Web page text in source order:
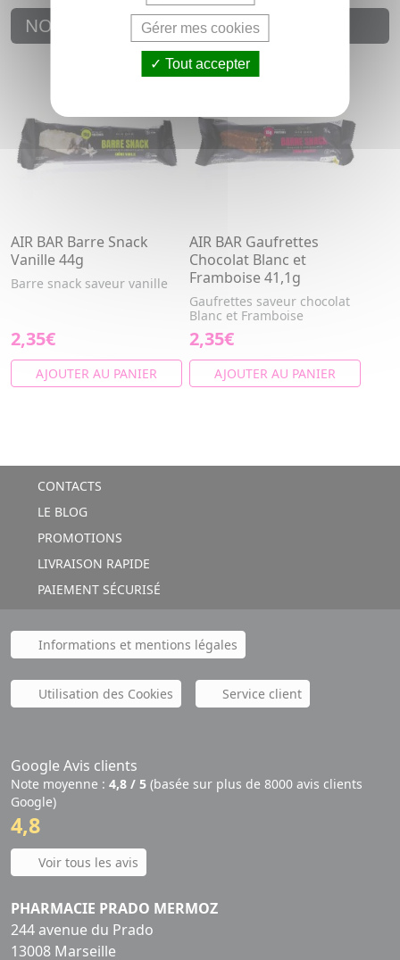
NOUVEAUTÉS
AIR BAR Barre Snack
Vanille 44g
Barre snack saveur vanille
2,35€
AJOUTER AU PANIER
AIR BAR Gaufrettes
Chocolat Blanc et
Framboise 41,1g
Gaufrettes saveur chocolat
Blanc et Framboise
2,35€
AJOUTER AU PANIER
CONTACTS
LE BLOG
PROMOTIONS
LIVRAISON RAPIDE
PAIEMENT SÉCURISÉ
Informations et mentions légales
Utilisation des Cookies Service client
Google Avis clients
Note moyenne : 4,8 / 5 (basée sur plus de 8000 avis clients
Google)
4,8
Voir tous les avis
PHARMACIE PRADO MERMOZ
244 avenue du Prado
13008 Marseille
Gérer mes cookies
Tout accepter